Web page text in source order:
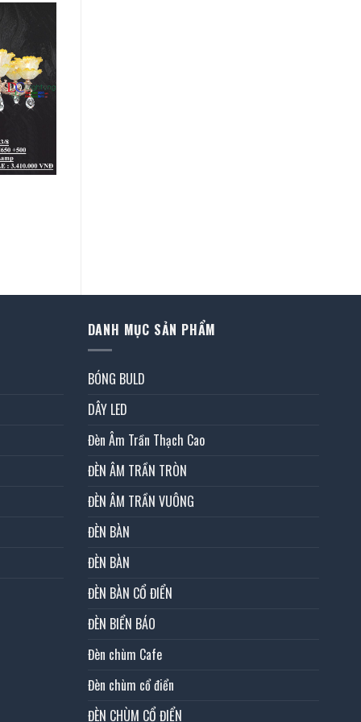
DANH MỤC SẢN PHẨM
BÓNG BULD
DÂY LED
Đèn Âm Trần Thạch Cao
ĐÈN ÂM TRẦN TRÒN
ĐÈN ÂM TRẦN VUÔNG
ĐÈN BÀN
ĐÈN BÀN
ĐÈN BÀN CỔ ĐIỂN
ĐÈN BIỂN BÁO
Đèn chùm Cafe
Đèn chùm cổ điển
ĐÈN CHÙM CỔ ĐIỂN